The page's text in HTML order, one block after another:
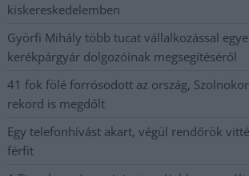
kiskereskedelemben
Györfi Mihály több tucat vállalkozással
kerékpárgyár dolgozóinak megsegítéséről
41 fok fölé forrósodott az ország,
rekord is megdőlt
Egy telefonhívást akart, végül rendőrök
férfit